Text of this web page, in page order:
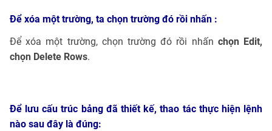
Để xóa một trường, ta chọn trường đó rồi nhấn :
Để xóa một trường, chọn trường đó rồi nhấn chọn Edit,
chọn Delete Rows.
Để lưu cấu trúc bảng đã thiết kế, thao tác thực hiện lệnh
nào sau đây là đúng: